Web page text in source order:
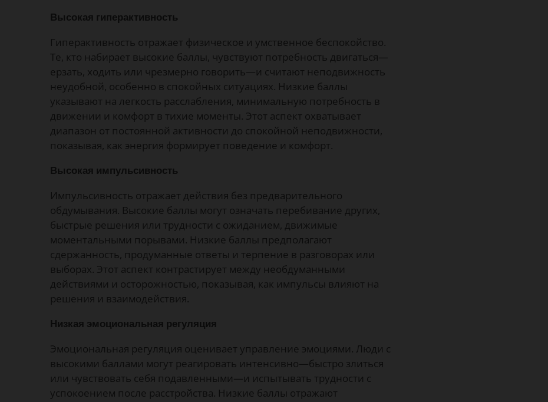
Высокая гиперактивность
Гиперактивность отражает физическое и умственное беспокойство.
Те, кто набирает высокие баллы, чувствуют потребность двигаться—
ерзать, ходить или чрезмерно говорить—и считают неподвижность
неудобной, особенно в спокойных ситуациях. Низкие баллы
указывают на легкость расслабления, минимальную потребность в
движении и комфорт в тихие моменты. Этот аспект охватывает
диапазон от постоянной активности до спокойной неподвижности,
показывая, как энергия формирует поведение и комфорт.
Высокая импульсивность
Импульсивность отражает действия без предварительного
обдумывания. Высокие баллы могут означать перебивание других,
быстрые решения или трудности с ожиданием, движимые
моментальными порывами. Низкие баллы предполагают
сдержанность, продуманные ответы и терпение в разговорах или
выборах. Этот аспект контрастирует между необдуманными
действиями и осторожностью, показывая, как импульсы влияют на
решения и взаимодействия.
Низкая эмоциональная регуляция
Эмоциональная регуляция оценивает управление эмоциями. Люди с
высокими баллами могут реагировать интенсивно—быстро злиться
или чувствовать себя подавленными—и испытывать трудности с
успокоением после расстройства. Низкие баллы отражают